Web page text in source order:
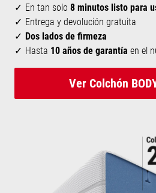
En tan solo 8 minutos listo para
Entrega y devolución gratuita
Dos lados de firmeza
Hasta 10 años de garantía en el
Ver Colchón